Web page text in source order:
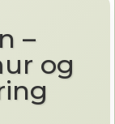
–
og